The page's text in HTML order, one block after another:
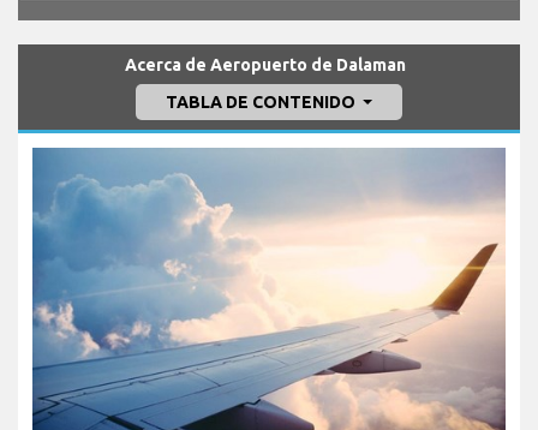
Acerca de Aeropuerto de Dalaman
TABLA DE CONTENIDO